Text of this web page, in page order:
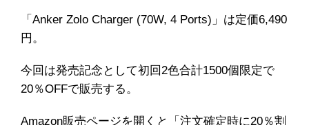
「Anker Zolo Charger (70W, 4 Ports)」は定価6,490
円。
今回は発売記念として初回2色合計1500個限定で
20％OFFで販売する。
Amazon販売ページを開くと「注文確定時に20％割